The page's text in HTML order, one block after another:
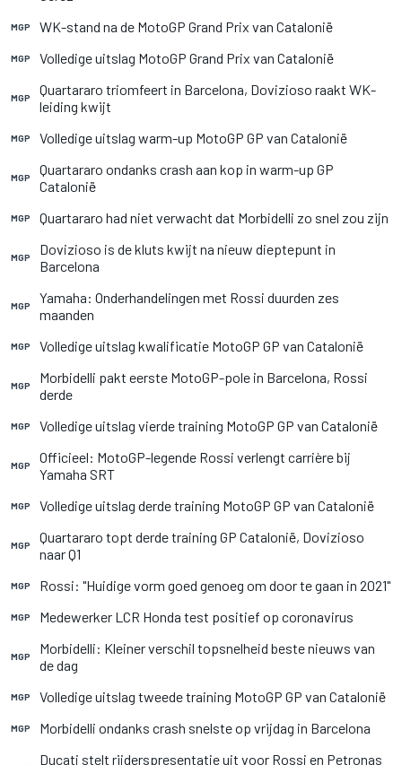
MGP WK-stand na de MotoGP Grand Prix van Catalonië
MGP Volledige uitslag MotoGP Grand Prix van Catalonië
MGP
Quartararo triomfeert in Barcelona, Dovizioso raakt WK-
leiding kwijt
MGP Volledige uitslag warm-up MotoGP GP van Catalonië
MGP
Quartararo ondanks crash aan kop in warm-up GP
Catalonië
MGP Quartararo had niet verwacht dat Morbidelli zo snel zou zijn
MGP
Dovizioso is de kluts kwijt na nieuw dieptepunt in
Barcelona
MGP
Yamaha: Onderhandelingen met Rossi duurden zes
maanden
MGP Volledige uitslag kwalificatie MotoGP GP van Catalonië
MGP
Morbidelli pakt eerste MotoGP-pole in Barcelona, Rossi
derde
MGP Volledige uitslag vierde training MotoGP GP van Catalonië
MGP
Officieel: MotoGP-legende Rossi verlengt carrière bij
Yamaha SRT
MGP Volledige uitslag derde training MotoGP GP van Catalonië
MGP
Quartararo topt derde training GP Catalonië, Dovizioso
naar Q1
MGP Rossi: "Huidige vorm goed genoeg om door te gaan in 2021"
MGP Medewerker LCR Honda test positief op coronavirus
MGP
Morbidelli: Kleiner verschil topsnelheid beste nieuws van
de dag
MGP Volledige uitslag tweede training MotoGP GP van Catalonië
MGP Morbidelli ondanks crash snelste op vrijdag in Barcelona
Ducati stelt rijderspresentatie uit voor Rossi en Petronas